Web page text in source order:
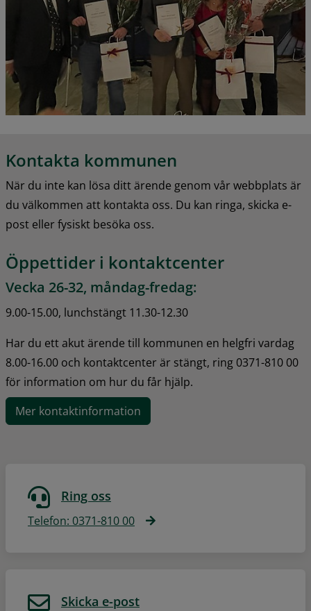
Kontakta kommunen
När du inte kan lösa ditt ärende genom vår webbplats är
du välkommen att kontakta oss. Du kan ringa, skicka e-
post eller fysiskt besöka oss.
Öppettider i kontaktcenter
Vecka 26-32, måndag-fredag:
9.00-15.00, lunchstängt 11.30-12.30
Har du ett akut ärende till kommunen en helgfri vardag
8.00-16.00 och kontaktcenter är stängt, ring 0371-810 00
för information om hur du får hjälp.
Mer kontaktinformation
Ring oss
Telefon: 0371-810 00
Skicka e-post